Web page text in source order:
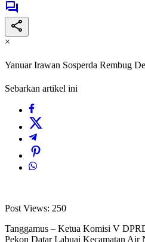
×
Yanuar Irawan Sosperda Rembug
Sebarkan artikel ini
Post Views: 250
Tanggamus – Ketua Komisi V
Pekon Datar Labuai Kecamatan Air